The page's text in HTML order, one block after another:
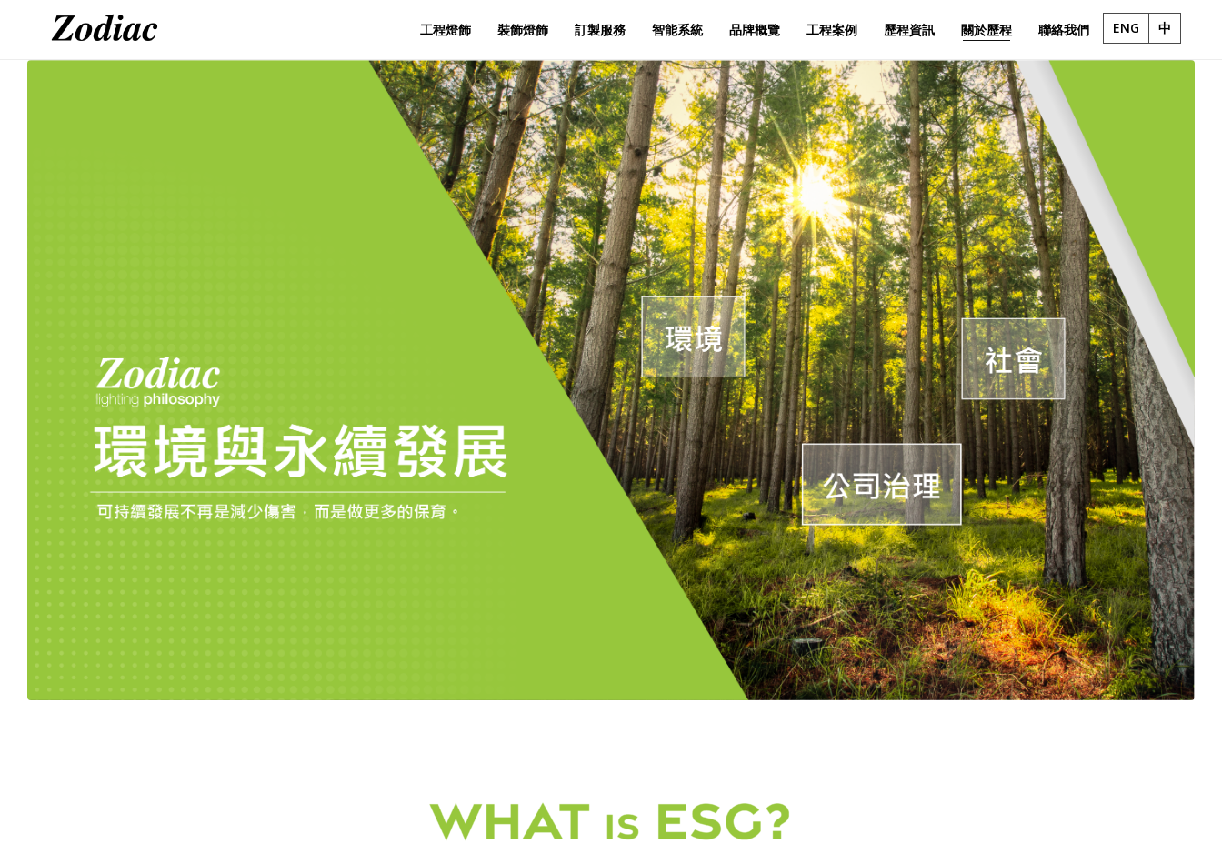
工程燈飾 裝飾燈飾 訂製服務 智能系統 品牌概覽 工程案例 歷程資訊 關於歷程 聯絡我們 ENG 中